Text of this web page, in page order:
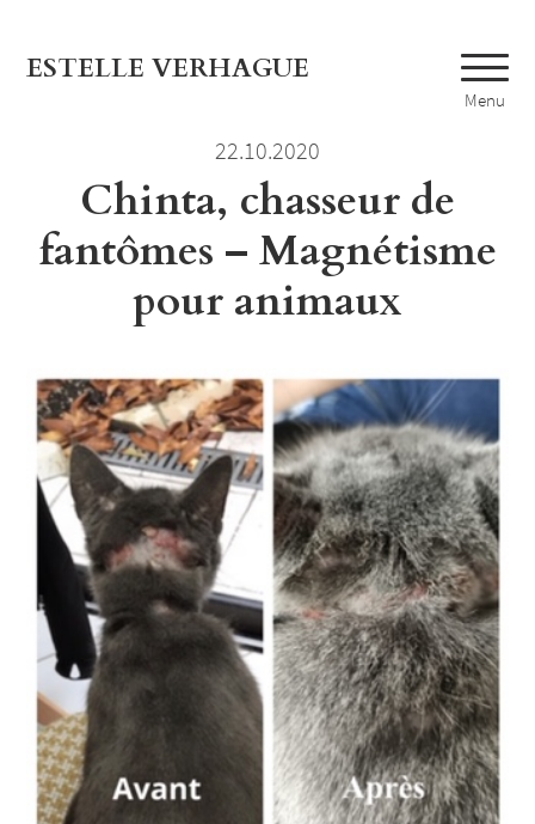
ESTELLE VERHAGUE
Menu
22.10.2020
Chinta, chasseur de
fantômes – Magnétisme
pour animaux